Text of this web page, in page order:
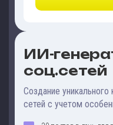
ИИ-
соц.сетей
Создание
сетей с учетом